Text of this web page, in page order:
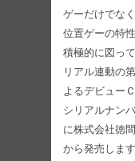
ゲーだけでな
位置ゲーの特
積極的に図って
リアル連動の
よるデビュー
シリアルナン
に株式会社徳
から発売しま